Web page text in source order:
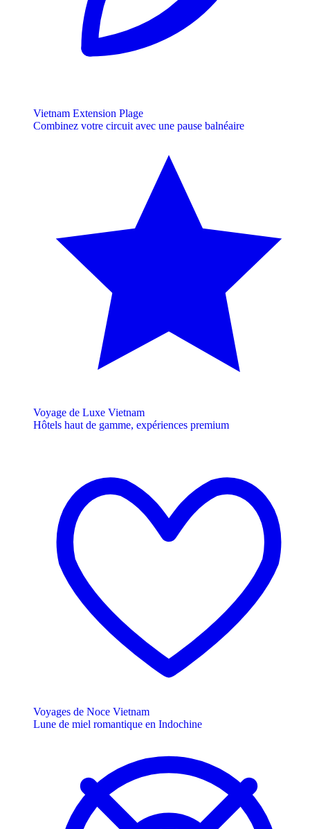
Vietnam Extension Plage
Combinez votre circuit avec une pause balnéaire
Voyage de Luxe Vietnam
Hôtels haut de gamme, expériences premium
Voyages de Noce Vietnam
Lune de miel romantique en Indochine